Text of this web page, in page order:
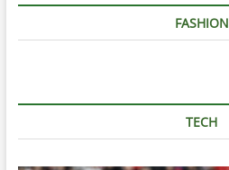
FASHION
TECH